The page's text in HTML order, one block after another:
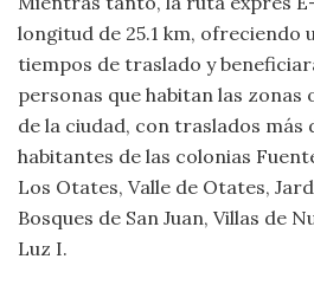
longitud de 25.1 km, ofreciendo
tiempos de traslado y
personas que habitan las
de la ciudad, con traslados
habitantes de las colonias
Los Otates, Valle de Otates,
Bosques de San Juan, Villas de
Luz I.